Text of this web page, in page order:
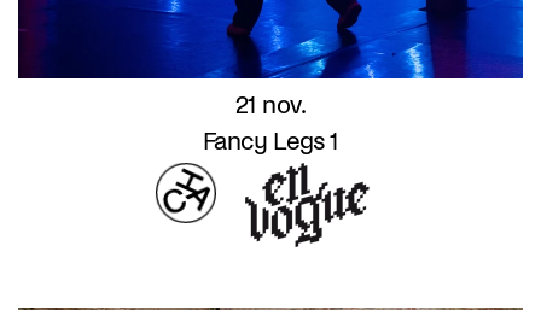
21 nov.
Fancy Legs 1